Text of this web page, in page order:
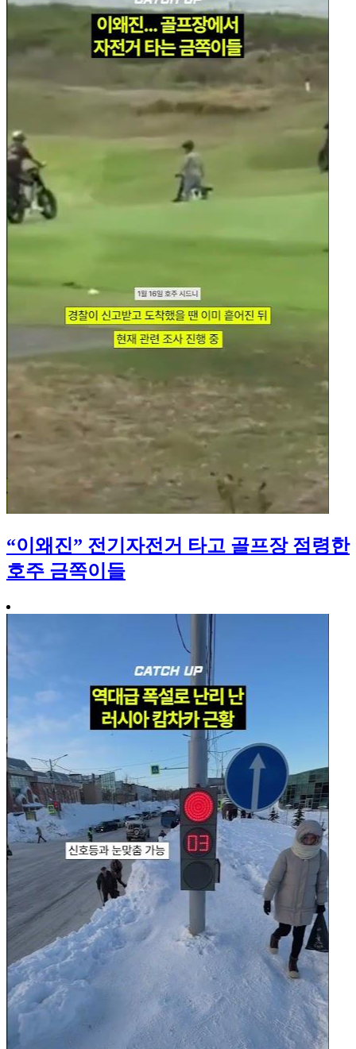
“이왜진” 전기자전거 타고 골프장 점령한
호주 금쪽이들